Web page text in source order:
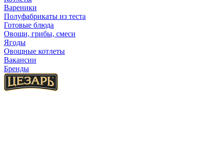
Вареники
Полуфабрикаты из теста
Готовые блюда
Овощи, грибы, смеси
Ягоды
Овощные котлеты
Вакансии
Бренды